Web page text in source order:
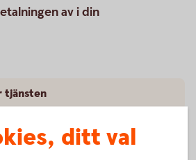
av i din
tjänsten
ditt val